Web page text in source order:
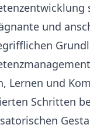
und
Lernen und
Schritten